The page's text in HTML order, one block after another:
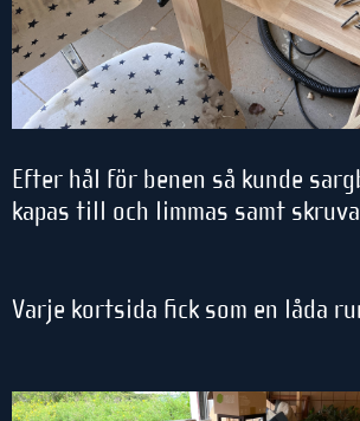
Efter hål för benen så kunde
kapas till och limmas samt
Varje kortsida fick som en låda